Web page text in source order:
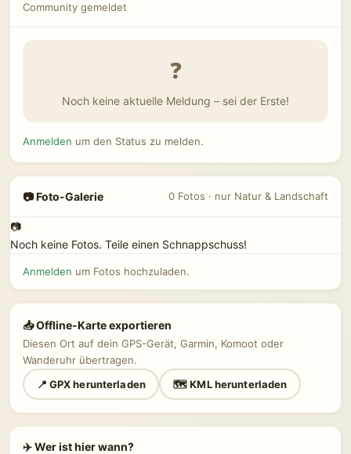
Community gemeldet
❓
Noch keine aktuelle Meldung – sei der Erste!
Anmelden um den Status zu melden.
📷 Foto-Galerie 0 Fotos · nur Natur & Landschaft
📷
Noch keine Fotos. Teile einen Schnappschuss!
Anmelden um Fotos hochzuladen.
📥 Offline-Karte exportieren
Diesen Ort auf dein GPS-Gerät, Garmin, Komoot oder
Wanderuhr übertragen.
📍 GPX herunterladen
🗺 KML herunterladen
✈️ Wer ist hier wann?